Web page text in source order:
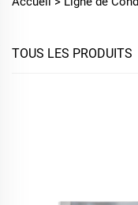
TOUS LES PRODUITS